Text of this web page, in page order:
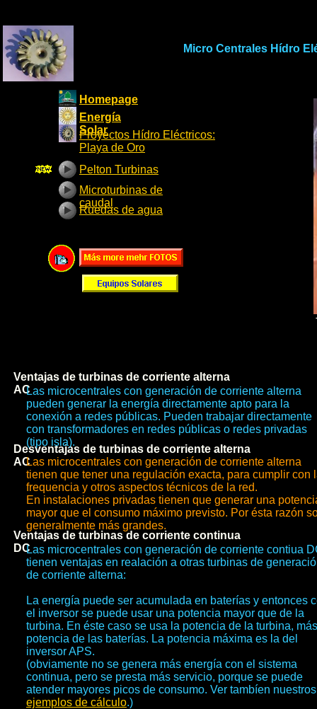
Ventajas de turbinas de corriente continua
DC
Ventajas de turbinas de corriente alterna
AC
Desventajas de turbinas de corriente alterna
AC
Las microcentrales con generación de corriente alterna
pueden generar la energía directamente apto para la
conexión a redes públicas. Pueden trabajar directamente
con transformadores en redes públicas o redes privadas
(tipo isla).
Las microcentrales con generación de corriente alterna
tienen que tener una regulación exacta, para cumplir con
frequencia y otros aspectos técnicos de la red.
En instalaciones privadas tienen que generar una
mayor que el consumo máximo previsto. Por ésta razón
generalmente más grandes.
Las microcentrales con generación de corriente contiua
tienen ventajas en realación a otras turbinas de
de corriente alterna:
La energía puede ser acumulada en baterías y entonces
el inversor se puede usar una potencia mayor que de la
turbina. En éste caso se usa la potencia de la turbina,
potencia de las baterías. La potencia máxima es la del
inversor APS.
(obviamente no se genera más energía con el sistema
continua, pero se presta más servicio, porque se puede
atender mayores picos de consumo. Ver tambíen nuestros
ejemplos de cálculo.)
Micro Centrales Hídro
Pelton Turbinas
Microturbinas de
caudal
Ruedas de agua
Proyectos Hídro Eléctricos:
Playa de Oro
Energía
Solar
Homepage